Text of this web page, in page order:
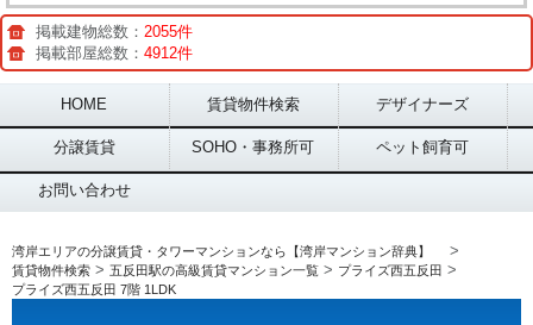
掲載建物総数： 2055件
掲載部屋総数： 4912件
Main menu
HOME 賃貸物件検索 デザイナーズ
分譲賃貸 SOHO・事務所可 ペット飼育可
お問い合わせ
湾岸エリアの分譲賃貸・タワーマンションなら【湾岸マンション辞典】 >
賃貸物件検索 > 五反田駅の高級賃貸マンション一覧 > プライズ西五反田 >
プライズ西五反田 7階 1LDK